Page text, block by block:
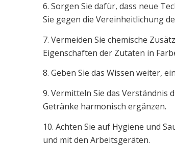
6. Sorgen Sie dafür, dass neue
Sie gegen die Vereinheitlichung
7. Vermeiden Sie chemische
Eigenschaften der Zutaten in
8. Geben Sie das Wissen weiter,
9. Vermitteln Sie das Verständnis
Getränke harmonisch ergänzen.
10. Achten Sie auf Hygiene und
und mit den Arbeitsgeräten.